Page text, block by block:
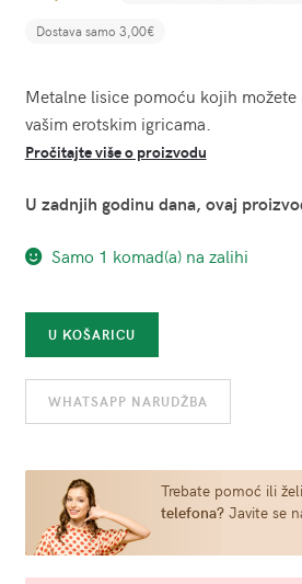
Dostava samo 3,00€
Metalne lisice pomoću kojih
vašim erotskim igricama.
Pročitajte više o proizvodu
U zadnjih godinu dana, ovaj
Samo 1 komad(a) na zalihi
Metalne
lisice
-
ToyJoy
U KOŠARICU
WHATSAPP NARUDŽBA
Trebate pomoć ili
telefona?Javite se